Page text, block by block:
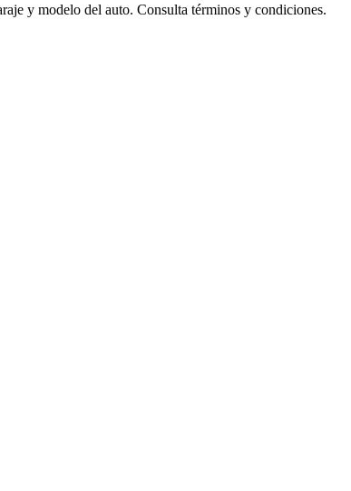
y modelo del auto. Consulta términos y condiciones.